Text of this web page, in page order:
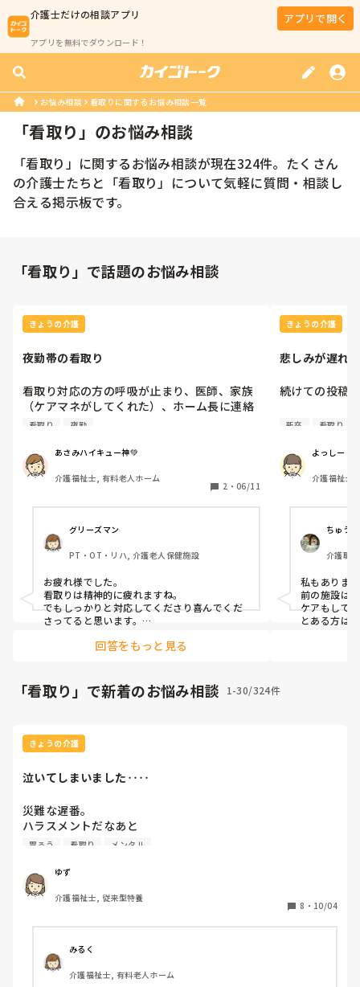
介護士だけの相談アプリ
アプリを無料でダウンロード！
アプリで開く
お悩み相談 看取りに関するお悩み相談一覧
「看取り」のお悩み相談
「看取り 」に関するお悩み相談が現在324件。たくさん
の介護士たちと「看取り 」について気軽に質問・相談し
合える掲示板です。
「看取り」で話題のお悩み相談
きょうの介護
夜勤帯の看取り
看取り対応の方の呼吸が止まり、医師、家族
（ケアマネがしてくれた）、ホーム長に連絡
対応この仕事始めてから初めてやった。他の
ながらになってしまった。1ヶ月ぶりの夜勤
と初めての対応に無意識に力が入ってたから
か一段落した時どっと疲れが出た。ホーム長
がチーフにも連絡したみたいで電話かかって
きた時少し落ち着けた。
看取り 夜勤
あさみハイキュー神💚
介護福祉士, 有料老人ホーム
2 ・ 06/11
グリーズマン
PT・OT・リハ, 介護老人保健施設
お疲れ様でした。
看取りは精神的に疲れますね。
でもしっかりと対応してくださり喜んでくだ
さってると思います。
回答をもっと見る
きょうの介護
悲しみが遅れ
続けての投稿
昨日の夜勤で
夜勤中、訪室
手を伸ばして
少し離れるね
横に振られた
最後に会話が
息に引き取ら
呼吸停止して
したし、まだ
家族様の涙を
この仕事をし
とだし、毎回
新卒 看取り
よっしー
介護福祉士,
ちゅう
介護職
私もありま
前の施設は
ケアもして
とある方は
「看取り」で新着のお悩み相談 1-30/324件
きょうの介護
泣いてしまいました‥‥
災難な遅番。
ハラスメントだなあと
ートからフイルム剥がれてますと言われ‥フイルムかなぁと
と思い、看護師へ報告し、その後フイルムかなぁと疑問に持
ち、介護リーダーと副主任に見てもらい、剥離、
看護師からどうなってんのよ。と言われリーダーに私の愚痴
をフロア内で言うておりきにせず入浴介助へ戻り
胃ろうの利用者様の入浴を１６時に終わらせなければ行けな
い(胃ろうを流すから)のに16時過ぎになり、看護師から「ゆ
胃ろう 看取り メンタル
ゆず
介護福祉士, 従来型特養
8 ・ 10/04
みるく
介護福祉士, 有料老人ホーム